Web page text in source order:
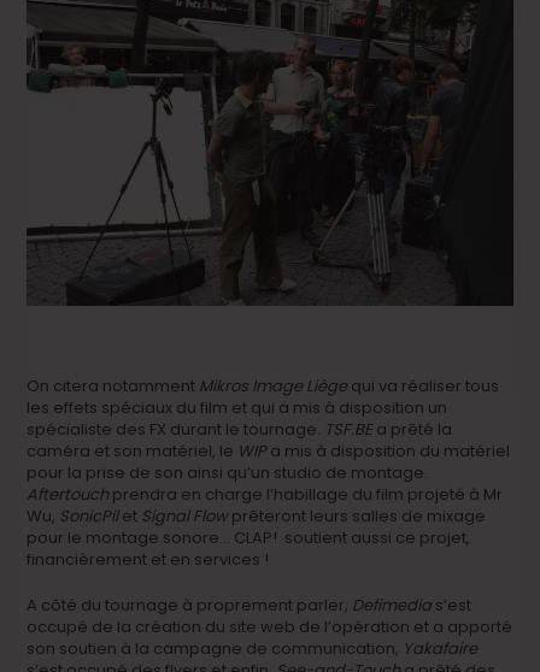
On citera notamment Mikros Image Liège qui va réaliser tous
les effets spéciaux du film et qui a mis à disposition un
spécialiste des FX durant le tournage. TSF.BEa prêté la
caméra et son matériel, le WIPa mis à disposition du matériel
pour la prise de son ainsi qu’un studio de montage.
Aftertouch prendra en charge l’habillage du film projeté à Mr
Wu, SonicPilet Signal Flowprêteront leurs salles de mixage
pour le montage sonore… CLAP! soutient aussi ce projet,
financièrement et en services !
A côté du tournage à proprement parler, Defimedia s’est
occupé de la création du site web de l’opération et a apporté
son soutien à la campagne de communication, Yakafaire